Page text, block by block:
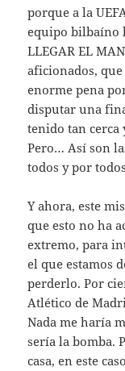
porque a la
equipo bilbaíno
LLEGAR EL
aficionados,
enorme pena
disputar una
tenido tan cerca
Pero… Así son
todos y por
Y ahora, este
que esto no ha
extremo, para
el que estamos
perderlo. Por
Atlético de
Nada me haría
sería la bomba.
casa, en este